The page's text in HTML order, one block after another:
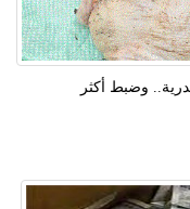
وضبط أكثر